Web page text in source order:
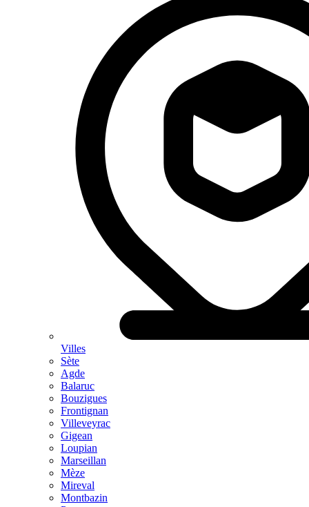
Villes
Sète
Agde
Balaruc
Bouzigues
Frontignan
Villeveyrac
Gigean
Loupian
Marseillan
Mèze
Mireval
Montbazin